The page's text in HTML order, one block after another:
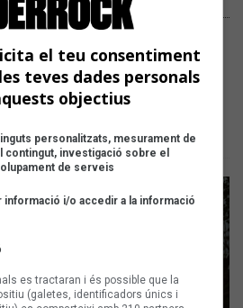
To My Party»
assaig obert de la
de Llobregat
assistir a l'assaig general de
19 de març a l'Auditori de
el teu consentiment
teves dades personals
objectius
personalitzats, mesurament de
contingut, investigació sobre el
de serveis
informació i/o accedir a la informació
es tractaran i és possible que la
(galetes, identificadors únics i